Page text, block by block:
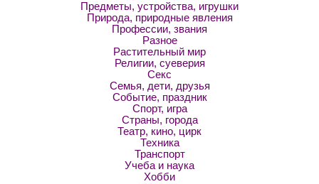
Предметы, устройства, игрушки
Природа, природные явления
Профессии, звания
Разное
Растительный мир
Религии, суеверия
Секс
Семья, дети, друзья
Событие, праздник
Спорт, игра
Страны, города
Театр, кино, цирк
Техника
Транспорт
Учеба и наука
Хобби